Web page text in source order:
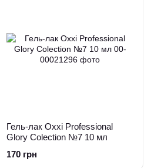
Гель-лак Oxxi Professional
Glory Colection №7 10 мл
170 грн